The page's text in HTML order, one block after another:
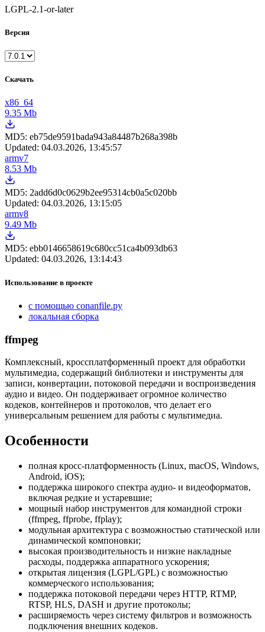
LGPL-2.1-or-later
Версия
Скачать
x86_64
9.35 Mb
MD5: eb75de9591bada943a84487b268a398b
Updated: 04.03.2026, 13:45:57
armv7
8.53 Mb
MD5: 2add6d0c0629b2ee95314cb0a5c020bb
Updated: 04.03.2026, 13:15:05
armv8
9.49 Mb
MD5: ebb0146658619c680cc51ca4b093db63
Updated: 04.03.2026, 13:14:43
Использование в проекте
с помощью conanfile.py
локальная сборка
ffmpeg
Комплексный, кроссплатформенный проект для обработки
мультимедиа, содержащий библиотеки и инструменты для
записи, конвертации, потоковой передачи и воспроизведения
аудио и видео. Он поддерживает огромное количество
кодеков, контейнеров и протоколов, что делает его
универсальным решением для работы с мультимедиа.
Особенности
полная кросс-платформенность (Linux, macOS, Windows,
Android, iOS);
поддержка широкого спектра аудио- и видеоформатов,
включая редкие и устаревшие;
мощный набор инструментов для командной строки
(ffmpeg, ffprobe, ffplay);
модульная архитектура с возможностью статической или
динамической компоновки;
высокая производительность и низкие накладные
расходы, поддержка аппаратного ускорения;
открытая лицензия (LGPL/GPL) с возможностью
коммерческого использования;
поддержка потоковой передачи через HTTP, RTMP,
RTSP, HLS, DASH и другие протоколы;
расширяемость через систему фильтров и возможность
подключения внешних кодеков.